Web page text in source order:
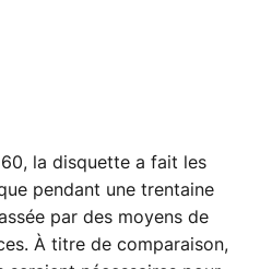
la disquette a fait les
pendant une trentaine
par des moyens de
À titre de comparaison,